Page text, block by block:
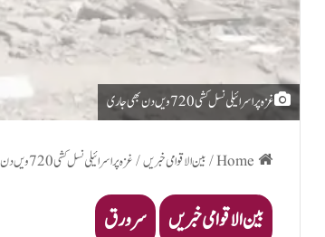
غزہ پر اسرائیلی نسل کشی 720 ویں دن بھی جاری
/بین الاقوامی خبریں/غزہ پر اسرائیلی نسل کشی 720 ویں دن بھی جاری، ہزاروں شہداء اور لاپتہ افراد
بین الاقوامی خبریں سرورق